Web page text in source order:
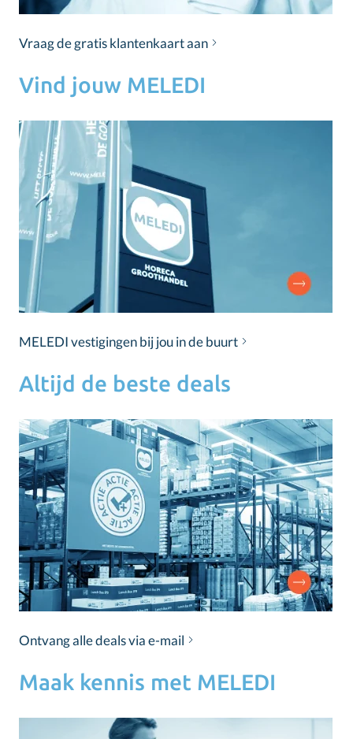
Vraag de gratis klantenkaart aan
Vind jouw MELEDI
MELEDI vestigingen bij jou in de buurt
Altijd de beste deals
Ontvang alle deals via e-mail
Maak kennis met MELEDI